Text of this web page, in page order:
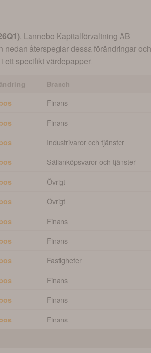
). Lannebo Kapitalförvaltning AB
nedan återspeglar dessa förändringar och
ett specifikt värdepapper.
Branch
Finans
Finans
Industrivaror och tjänster
Sällanköpsvaror och tjänster
Övrigt
Övrigt
Finans
Finans
Fastigheter
Finans
Finans
Finans